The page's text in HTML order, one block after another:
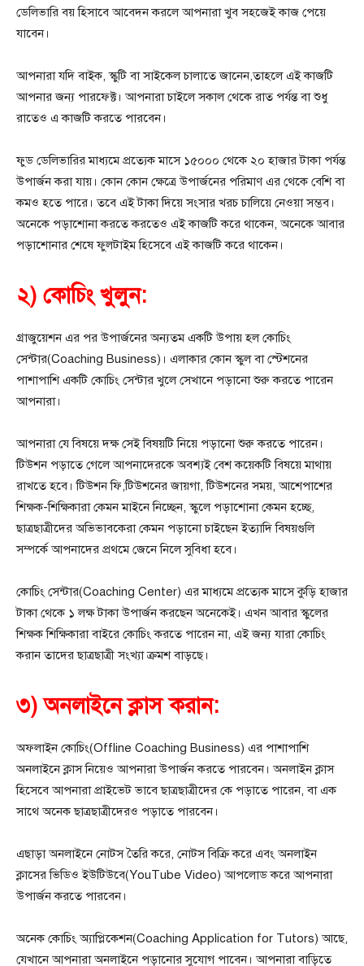
ডেলিভারি বয় হিসাবে আবেদন করলে আপনারা খুব সহজেই কাজ পেয়ে
যাবেন।
আপনারা যদি বাইক, স্কুটি বা সাইকেল চালাতে জানেন,তাহলে এই কাজটি
আপনার জন্য পারফেক্ট। আপনারা চাইলে সকাল থেকে রাত পর্যন্ত বা শুধু
রাতেও এ কাজটি করতে পারবেন।
ফুড ডেলিভারির মাধ্যমে প্রত্যেক মাসে ১৫০০০ থেকে ২০ হাজার টাকা পর্যন্ত
উপার্জন করা যায়। কোন কোন ক্ষেত্রে উপার্জনের পরিমাণ এর থেকে বেশি বা
কমও হতে পারে। তবে এই টাকা দিয়ে সংসার খরচ চালিয়ে নেওয়া সম্ভব।
অনেকে পড়াশোনা করতে করতেও এই কাজটি করে থাকেন, অনেকে আবার
পড়াশোনার শেষে ফুলটাইম হিসেবে এই কাজটি করে থাকেন।
২) কোচিং খুলুন:
গ্রাজুয়েশন এর পর উপার্জনের অন্যতম একটি উপায় হল কোচিং
সেন্টার(Coaching Business)। এলাকার কোন স্কুল বা স্টেশনের
পাশাপাশি একটি কোচিং সেন্টার খুলে সেখানে পড়ানো শুরু করতে পারেন
আপনারা।
আপনারা যে বিষয়ে দক্ষ সেই বিষয়টি নিয়ে পড়ানো শুরু করতে পারেন।
টিউশন পড়াতে গেলে আপনাদেরকে অবশ্যই বেশ কয়েকটি বিষয়ে মাথায়
রাখতে হবে। টিউশন ফি,টিউশনের জায়গা, টিউশনের সময়, আশেপাশের
শিক্ষক-শিক্ষিকারা কেমন মাইনে নিচ্ছেন, স্কুলে পড়াশোনা কেমন হচ্ছে,
ছাত্রছাত্রীদের অভিভাবকেরা কেমন পড়ানো চাইছেন ইত্যাদি বিষয়গুলি
সম্পর্কে আপনাদের প্রথমে জেনে নিলে সুবিধা হবে।
কোচিং সেন্টার(Coaching Center) এর মাধ্যমে প্রত্যেক মাসে কুড়ি হাজার
টাকা থেকে ১ লক্ষ টাকা উপার্জন করছেন অনেকেই। এখন আবার স্কুলের
শিক্ষক শিক্ষিকারা বাইরে কোচিং করতে পারেন না, এই জন্য যারা কোচিং
করান তাদের ছাত্রছাত্রী সংখ্যা ক্রমশ বাড়ছে।
৩) অনলাইনে ক্লাস করান:
অফলাইন কোচিং(Offline Coaching Business) এর পাশাপাশি
অনলাইনে ক্লাস নিয়েও আপনারা উপার্জন করতে পারবেন। অনলাইন ক্লাস
হিসেবে আপনারা প্রাইভেট ভাবে ছাত্রছাত্রীদের কে পড়াতে পারেন, বা এক
সাথে অনেক ছাত্রছাত্রীদেরও পড়াতে পারবেন।
এছাড়া অনলাইনে নোটস তৈরি করে, নোটস বিক্রি করে এবং অনলাইন
ক্লাসের ভিডিও ইউটিউবে(YouTube Video) আপলোড করে আপনারা
উপার্জন করতে পারবেন।
অনেক কোচিং অ্যাপ্লিকেশন(Coaching Application for Tutors) আছে,
যেখানে আপনারা অনলাইনে পড়ানোর সুযোগ পাবেন। আপনারা বাড়িতে